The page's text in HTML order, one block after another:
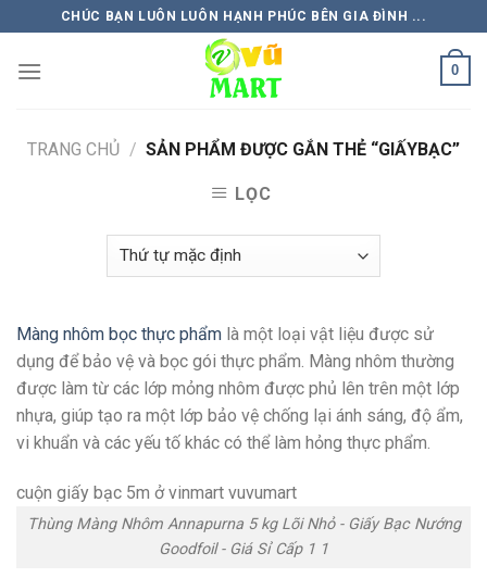
to
content
CHÚC BẠN LUÔN LUÔN HẠNH PHÚC BÊN GIA ĐÌNH ...
0
TRANG CHỦ / SẢN PHẨM ĐƯỢC GẮN THẺ “GIẤYBẠC”
LỌC
Màng nhôm bọc thực phẩm là một loại vật liệu được sử
dụng để bảo vệ và bọc gói thực phẩm. Màng nhôm thường
được làm từ các lớp mỏng nhôm được phủ lên trên một lớp
nhựa, giúp tạo ra một lớp bảo vệ chống lại ánh sáng, độ ẩm,
vi khuẩn và các yếu tố khác có thể làm hỏng thực phẩm.
cuộn giấy bạc 5m ở vinmart vuvumart
Thùng Màng Nhôm Annapurna 5 kg Lõi Nhỏ - Giấy Bạc Nướng
Goodfoil - Giá Sỉ Cấp 1 1